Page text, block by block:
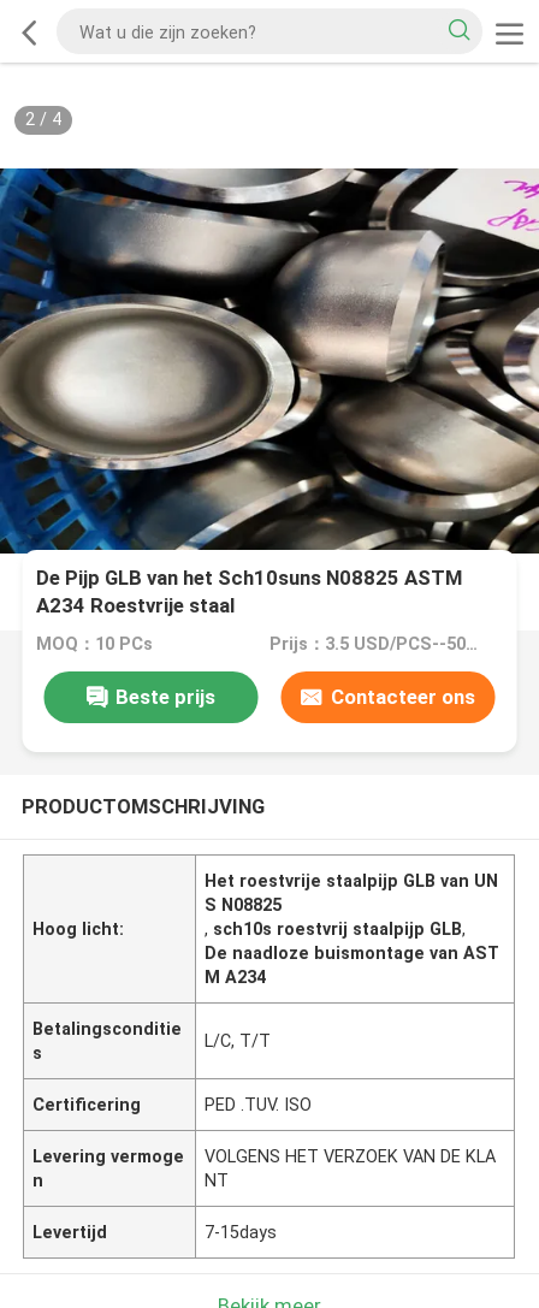
2/ 4
De Pijp GLB van het Sch10suns N08825 ASTM
A234 Roestvrije staal
MOQ：10 PCs Prijs：3.5 USD/PCS--50439/PCS
Beste prijs Contacteer ons
PRODUCTOMSCHRIJVING
Hoog licht:
Het roestvrije staalpijp GLB van UN
S N08825
, sch10s roestvrij staalpijp GLB,
De naadloze buismontage van AST
M A234
Betalingsconditie
s
L/C, T/T
Certificering PED .TUV. ISO
Levering vermoge
n
VOLGENS HET VERZOEK VAN DE KLA
NT
Levertijd 7-15days